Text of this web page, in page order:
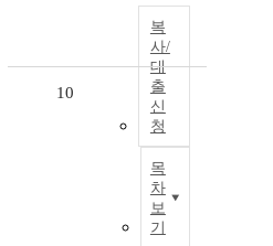
복
사/
대
출
신
청
목
차
보
기
10